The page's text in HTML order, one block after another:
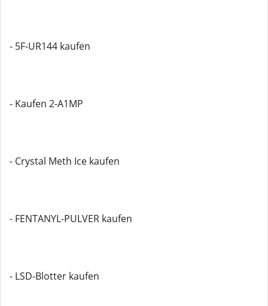
- 5F-UR144 kaufen
- Kaufen 2-A1MP
- Crystal Meth Ice kaufen
- FENTANYL-PULVER kaufen
- LSD-Blotter kaufen